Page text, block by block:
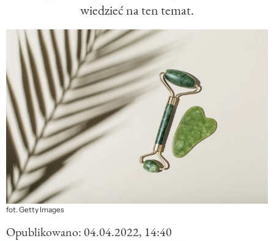
wiedzieć na ten temat.
fot. Getty Images
Opublikowano: 04.04.2022, 14:40